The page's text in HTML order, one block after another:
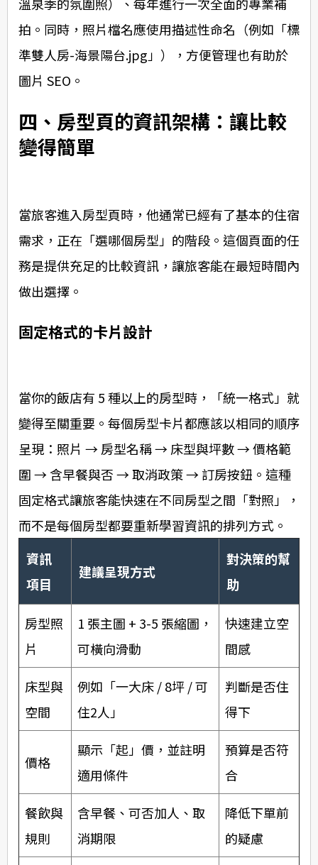
拍。同時，照片檔名應使用描述性命名（例如「標
準雙人房-海景陽台.jpg」），方便管理也有助於
圖片 SEO。
四、房型頁的資訊架構：讓比較
變得簡單
當旅客進入房型頁時，他通常已經有了基本的住宿
需求，正在「選哪個房型」的階段。這個頁面的任
務是提供充足的比較資訊，讓旅客能在最短時間內
做出選擇。
固定格式的卡片設計
當你的飯店有 5 種以上的房型時，「統一格式」就
變得至關重要。每個房型卡片都應該以相同的順序
呈現：照片 → 房型名稱 → 床型與坪數 → 價格範
圍 → 含早餐與否 → 取消政策 → 訂房按鈕。這種
固定格式讓旅客能快速在不同房型之間「對照」，
而不是每個房型都要重新學習資訊的排列方式。
資訊
項目
建議呈現方式
對決策的幫
助
房型照
片
1 張主圖 + 3-5 張縮圖，
可橫向滑動
快速建立空
間感
床型與
空間
例如「一大床 / 8坪 / 可
住2人」
判斷是否住
得下
價格
顯示「起」價，並註明
適用條件
預算是否符
合
餐飲與
規則
含早餐、可否加人、取
消期限
降低下單前
的疑慮